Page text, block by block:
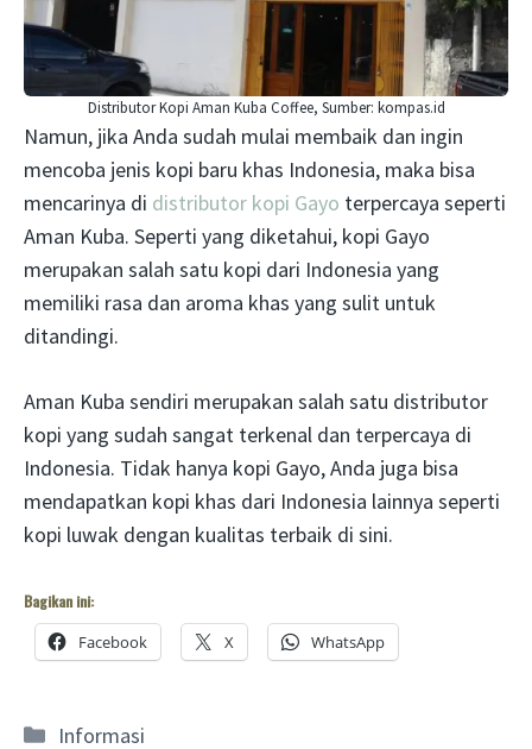
Distributor Kopi Aman Kuba Coffee, Sumber: kompas.id
Namun, jika Anda sudah mulai membaik dan ingin
mencoba jenis kopi baru khas Indonesia, maka bisa
mencarinya di distributor kopi Gayo terpercaya seperti
Aman Kuba. Seperti yang diketahui, kopi Gayo
merupakan salah satu kopi dari Indonesia yang
memiliki rasa dan aroma khas yang sulit untuk
ditandingi.
Aman Kuba sendiri merupakan salah satu distributor
kopi yang sudah sangat terkenal dan terpercaya di
Indonesia. Tidak hanya kopi Gayo, Anda juga bisa
mendapatkan kopi khas dari Indonesia lainnya seperti
kopi luwak dengan kualitas terbaik di sini.
Bagikan ini:
Facebook X WhatsApp
Categories
Informasi